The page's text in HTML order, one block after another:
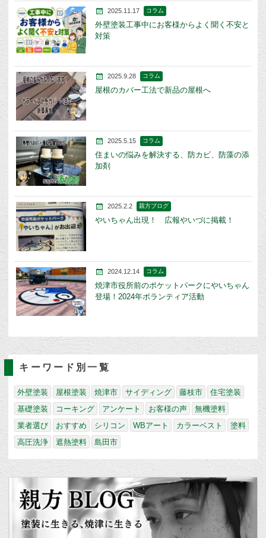
2025.11.17 コラム
外壁塗装工事中にお客様からよく聞く不安と
対策
2025.9.28 コラム
屋根のカバー工法で新品の屋根へ
2025.5.15 コラム
住まいの悩みを解決する、防カビ、防藻の添
加剤
2025.2.2 親方ブログ
やいちゃん出現！ 広報やいづに掲載！
2024.12.14 コラム
焼津市役所前のポケットパークにやいちゃん
登場！2024年ボランティア活動
キーワード別一覧
外壁塗装 屋根塗装 焼津市 サイディング 藤枝市
住宅塗装
基礎塗装
コーキング アンケート お客様の声
無機塗料
業者選び
おすすめ シリコン WBアート カラーベスト
塗料
高圧洗浄
遮熱塗料 島田市